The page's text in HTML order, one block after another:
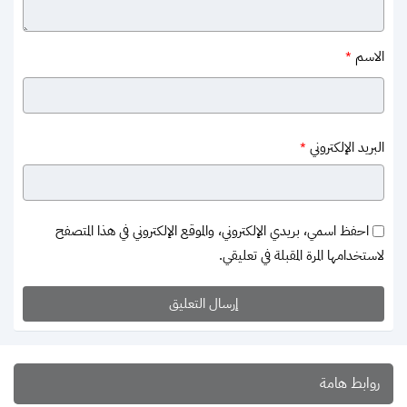
الاسم *
البريد الإلكتروني *
احفظ اسمي، بريدي الإلكتروني، والموقع الإلكتروني في هذا المتصفح
لاستخدامها المرة المقبلة في تعليقي.
روابط هامة